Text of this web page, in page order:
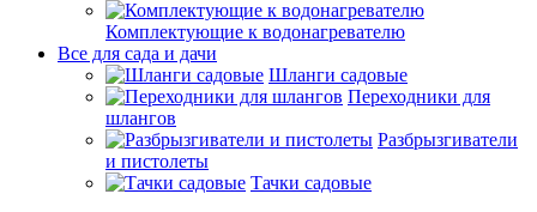
Комплектующие к водонагревателю
Все для сада и дачи
Шланги садовые
Переходники для
шлангов
Разбрызгиватели
и пистолеты
Тачки садовые